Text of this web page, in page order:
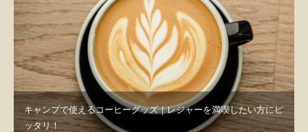
キャンプで使えるコーヒーグッズ｜レジャーを満喫したい方にピ
ッタリ！